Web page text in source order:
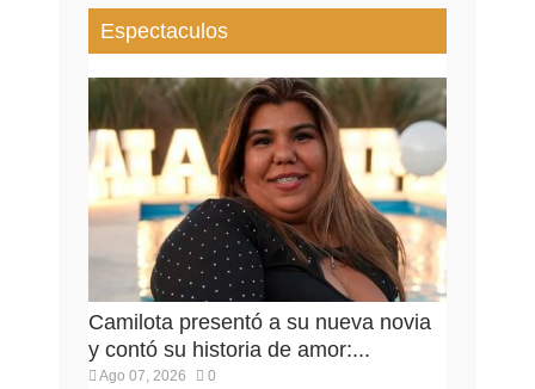
Espectaculos
Camilota presentó a su nueva novia
y contó su historia de amor:...
Ago 07, 2026 0